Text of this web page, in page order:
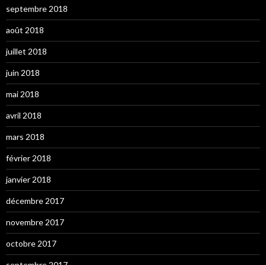
septembre 2018
août 2018
juillet 2018
juin 2018
mai 2018
avril 2018
mars 2018
février 2018
janvier 2018
décembre 2017
novembre 2017
octobre 2017